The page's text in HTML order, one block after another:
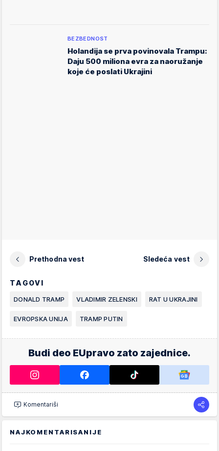
BEZBEDNOST
Holandija se prva povinovala Trampu:
Daju 500 miliona evra za naoružanje
koje će poslati Ukrajini
Prethodna vest Sledeća vest
TAGOVI
DONALD TRAMP VLADIMIR ZELENSKI RAT U UKRAJINI
EVROPSKA UNIJA TRAMP PUTIN
Budi deo EUpravo zato zajednice.
Komentariši
NAJKOMENTARISANIJE